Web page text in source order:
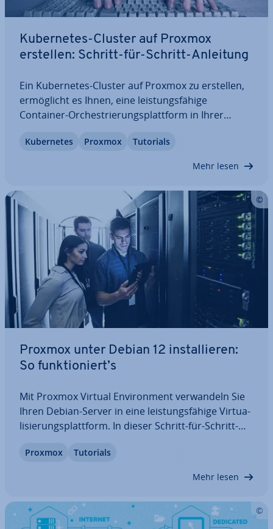
Ku­ber­netes-Cluster auf Proxmox
erstellen: Schritt-für-Schritt-Anleitung
Ein Ku­ber­netes-Cluster auf Proxmox zu erstellen,
er­mög­licht es Ihnen, eine leis­tungs­fä­hi­ge
Container-Or­ches­trie­rungs­platt­form in Ihrer
Diese Schritt-für-Schritt-Anleitung zeigt, wie Sie
Ku­ber­netes Proxmox Tutorials
Mehr lesen
Proxmox unter Debian 12 in­stal­lie­ren:
So funk­tio­niert’s
Mit Proxmox Virtual En­vi­ron­ment ver­wan­deln Sie
Ihren Debian-Server in eine leis­tungs­fä­hi­ge Vir­tua­
li­sie­rungs­platt­form. In dieser Schritt-für-Schritt-
Debian 12 in­stal­lie­ren und optimal ein­rich­ten. Sie
Proxmox Tutorials
Mehr lesen